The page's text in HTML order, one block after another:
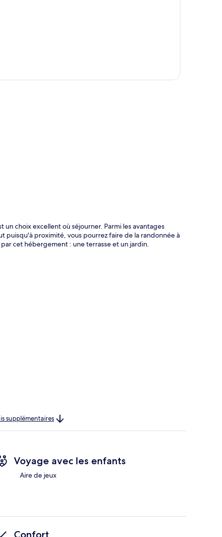
choix excellent où séjourner. Parmi les avantages
puisqu'à proximité, vous pourrez faire de la randonnée à
cet hébergement : une terrasse et un jardin.
supplémentaires
Voyage avec les enfants
Aire de jeux